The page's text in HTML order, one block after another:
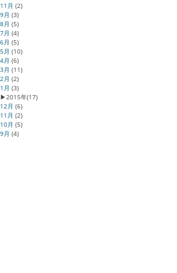
11月 (2)
9月 (3)
8月 (5)
7月 (4)
6月 (5)
5月 (10)
4月 (6)
3月 (11)
2月 (2)
1月 (3)
▶2015年(17)
12月 (6)
11月 (2)
10月 (5)
9月 (4)